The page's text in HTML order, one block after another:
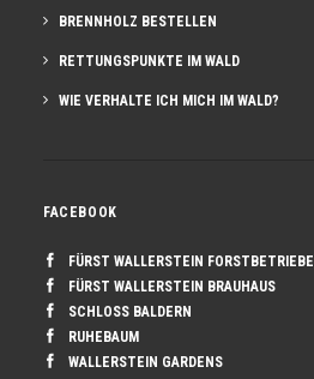
BRENNHOLZ BESTELLEN
RETTUNGSPUNKTE IM WALD
WIE VERHALTE ICH MICH IM WALD?
FACEBOOK
FÜRST WALLERSTEIN FORSTBETRIEBE
FÜRST WALLERSTEIN BRAUHAUS
SCHLOSS BALDERN
RUHEBAUM
WALLERSTEIN GARDENS